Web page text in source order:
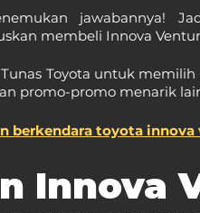
jawabannya!
membeli Innova
Toyota untuk
promo-promo menarik
berkendara toyota innova
Innova